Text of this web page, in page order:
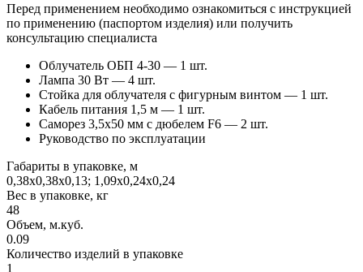
Перед применением необходимо ознакомиться с инструкцией
по применению (паспортом изделия) или получить
консультацию специалиста
Облучатель ОБП 4-30 — 1 шт.
Лампа 30 Вт — 4 шт.
Стойка для облучателя с фигурным винтом — 1 шт.
Кабель питания 1,5 м — 1 шт.
Саморез 3,5x50 мм с дюбелем F6 — 2 шт.
Руководство по эксплуатации
Габариты в упаковке, м
0,38х0,38х0,13; 1,09х0,24х0,24
Вес в упаковке, кг
48
Объем, м.куб.
0.09
Количество изделий в упаковке
1